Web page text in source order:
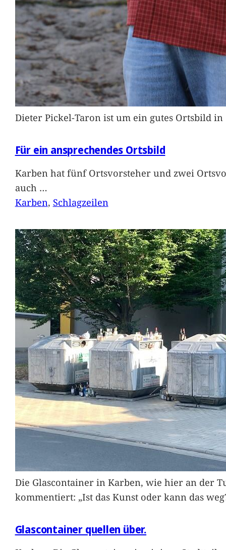
Dieter Pickel-Taron ist um ein gutes Ortsbild
Für ein ansprechendes Ortsbild
Karben hat fünf Ortsvorsteher und zwei
auch …
Karben, Schlagzeilen
Die Glascontainer in Karben, wie hier an der
kommentiert: „Ist das Kunst oder kann das
Glascontainer quellen über.